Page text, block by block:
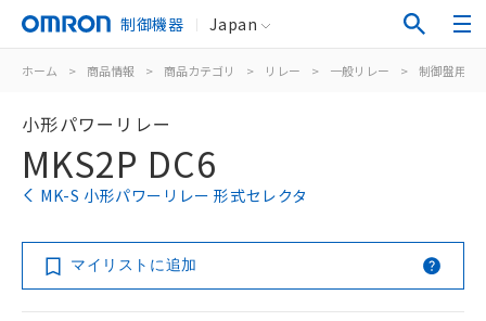
制御機器 Japan
ホーム > 商品情報 > 商品カテゴリ > リレー > 一般リレー > 制御盤用
小形パワーリレー
MKS2P DC6
MK-S 小形パワーリレー 形式セレクタ
マイリストに追加